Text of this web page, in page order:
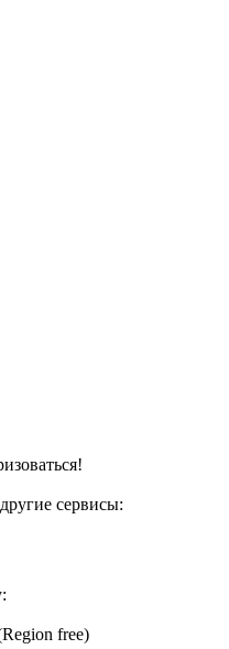
сервисы:
free)